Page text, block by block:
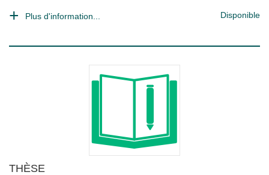
Plus d'information... Disponible
THÈSE